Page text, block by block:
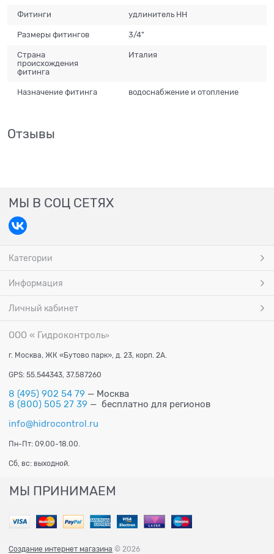
Фитинги удлинитель НН
Размеры фитингов 3/4"
Страна
происхождения
фитинга
Италия
Назначение фитинга водоснабжение и отопление
Отзывы
МЫ В СОЦ СЕТЯХ
Категории
Информация
Личный кабинет
ООО « Гидроконтроль»
г. Москва, ЖК «Бутово парк», д. 23, корп. 2А.
GPS: 55.544343, 37.587260
8 (495) 902 54 79 — Москва
8 (800) 505 27 39 — бесплатно для регионов
info@hidrocontrol.ru
Пн-Пт: 09.00-18.00.
Сб, вс: выходной.
МЫ ПРИНИМАЕМ
Создание интернет магазина © 2026